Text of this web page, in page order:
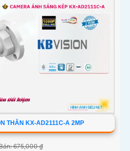
THÂN KX-AD2111C-A 2MP
675,000 ₫